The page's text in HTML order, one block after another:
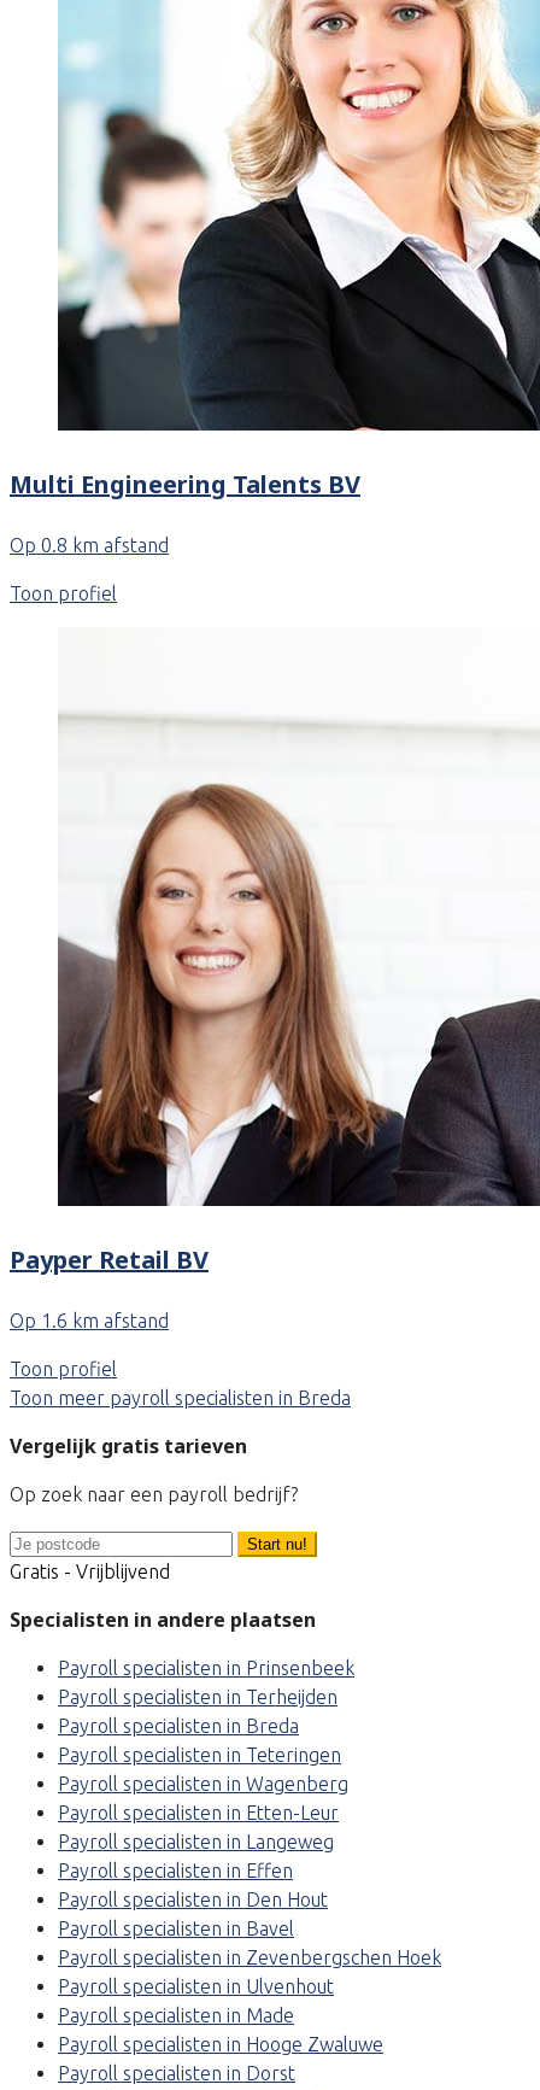
Multi Engineering Talents BV
Op 0.8 km afstand
Toon profiel
Payper Retail BV
Op 1.6 km afstand
Toon profiel
Toon meer payroll specialisten in Breda
Vergelijk gratis tarieven
Op zoek naar een payroll bedrijf?
Start nu!
Gratis - Vrijblijvend
Specialisten in andere plaatsen
Payroll specialisten in Prinsenbeek
Payroll specialisten in Terheijden
Payroll specialisten in Breda
Payroll specialisten in Teteringen
Payroll specialisten in Wagenberg
Payroll specialisten in Etten-Leur
Payroll specialisten in Langeweg
Payroll specialisten in Effen
Payroll specialisten in Den Hout
Payroll specialisten in Bavel
Payroll specialisten in Zevenbergschen Hoek
Payroll specialisten in Ulvenhout
Payroll specialisten in Made
Payroll specialisten in Hooge Zwaluwe
Payroll specialisten in Dorst